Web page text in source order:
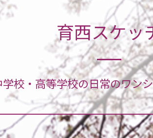
育西スケッ
校・高等学校の日常のワン